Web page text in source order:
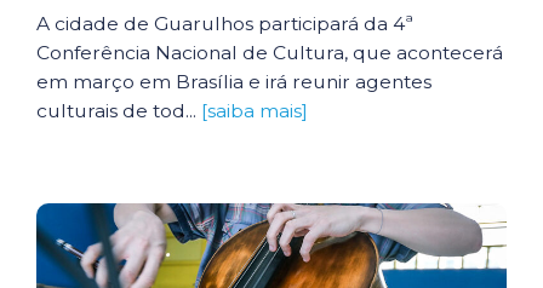
A cidade de Guarulhos participará da 4ª
Conferência Nacional de Cultura, que acontecerá
em março em Brasília e irá reunir agentes
culturais de tod... [saiba mais]